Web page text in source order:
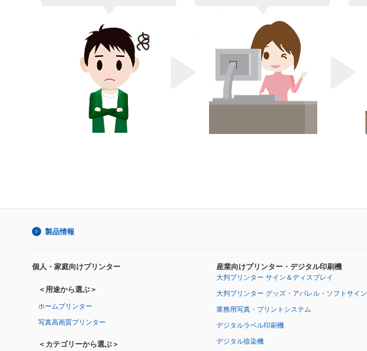
製品情報
個人・家庭向けプリンター
＜用途から選ぶ＞
ホームプリンター
写真高画質プリンター
＜カテゴリーから選ぶ＞
産業向けプリンター・デジタル印刷機
大判プリンター サイン＆ディスプレイ
大判プリンター グッズ・アパレル・ソフトサイン
業務用写真・プリントシステム
デジタルラベル印刷機
デジタル捺染機